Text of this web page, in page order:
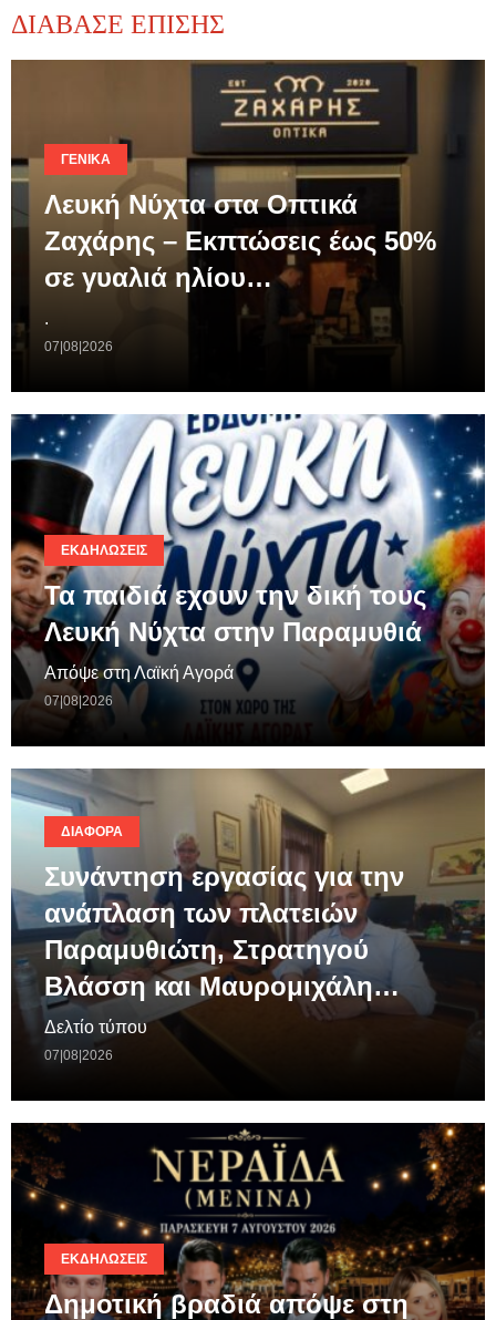
ΔΙΑΒΑΣΕ ΕΠΙΣΗΣ
ΓΕΝΙΚΆ
Λευκή Νύχτα στα Οπτικά
Ζαχάρης – Εκπτώσεις έως 50%
σε γυαλιά ηλίου…
.
07|08|2026
ΕΚΔΗΛΏΣΕΙΣ
Τα παιδιά εχουν την δική τους
Λευκή Νύχτα στην Παραμυθιά
Απόψε στη Λαϊκή Αγορά
07|08|2026
ΔΙΆΦΟΡΑ
Συνάντηση εργασίας για την
ανάπλαση των πλατειών
Παραμυθιώτη, Στρατηγού
Βλάσση και Μαυρομιχάλη…
Δελτίο τύπου
07|08|2026
ΕΚΔΗΛΏΣΕΙΣ
Δημοτική βραδιά απόψε στη